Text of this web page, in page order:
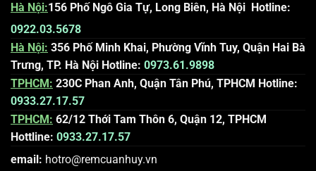
Hà Nội:156 Phố Ngô Gia Tự, Long Biên, Hà Nội Hotline:
0922.03.5678
Hà Nội: 356 Phố Minh Khai, Phường Vĩnh Tuy, Quận Hai Bà
Trưng, TP. Hà Nội Hotline: 0973.61.9898
TPHCM: 230C Phan Anh, Quận Tân Phú, TPHCM Hotline:
0933.27.17.57
TPHCM: 62/12 Thới Tam Thôn 6, Quận 12, TPHCM
Hottline: 0933.27.17.57
email: hotro@remcuanhuy.vn